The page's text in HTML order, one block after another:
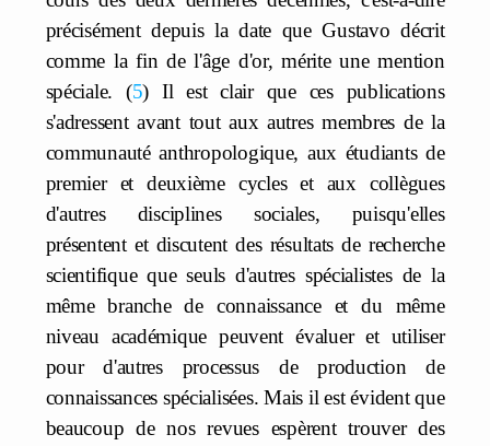
précisément depuis la date que Gustavo décrit
comme la fin de l'âge d'or, mérite une mention
spéciale.
5
Il est clair que ces publications
s'adressent avant tout aux autres membres de la
communauté anthropologique, aux étudiants de
premier et deuxième cycles et aux collègues
d'autres disciplines sociales, puisqu'elles
présentent et discutent des résultats de recherche
scientifique que seuls d'autres spécialistes de la
même branche de connaissance et du même
niveau académique peuvent évaluer et utiliser
pour d'autres processus de production de
connaissances spécialisées. Mais il est évident que
beaucoup de nos revues espèrent trouver des